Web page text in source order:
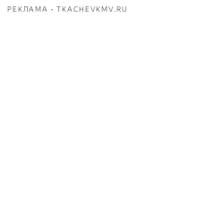
РЕКЛАМА • TKACHEVKMV.RU